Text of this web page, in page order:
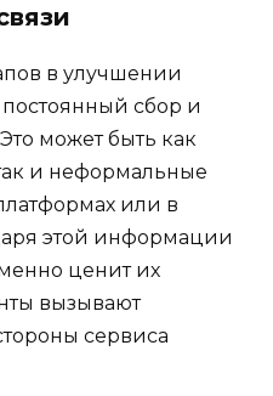
в улучшении
сбор и
может быть как
и неформальные
или в
этой информации
ценит их
вызывают
сервиса